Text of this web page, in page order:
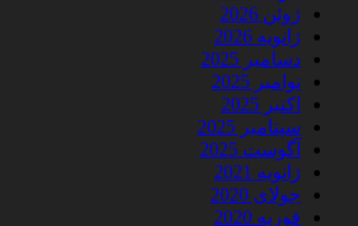
ژوئن 2026
ژانویه 2026
دسامبر 2025
نوامبر 2025
اکتبر 2025
سپتامبر 2025
آگوست 2025
ژانویه 2021
جولای 2020
فوریه 2020